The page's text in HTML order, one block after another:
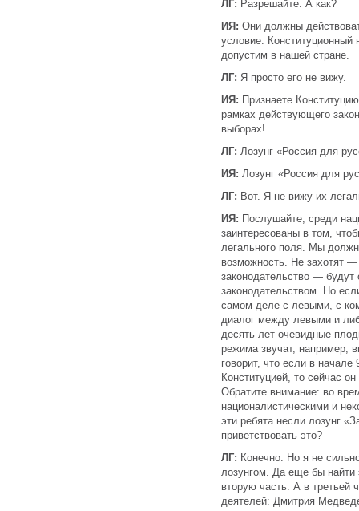
ЛГ: Разрешайте. А как?
ИЯ: Они должны
условие. Конституционный
допустим в нашей стране.
ЛГ: Я просто его не вижу.
ИЯ: Признаете
рамках действующего
выборах!
ЛГ: Лозунг «Россия для
ИЯ: Лозунг «Россия для
ЛГ: Вот. Я не вижу их
ИЯ: Послушайте, среди
заинтересованы в том,
легального поля. Мы
возможность. Не захотят
законодательство — будут
законодательством. Но
самом деле с левыми, с
диалог между левыми и
десять лет очевидные
режима звучат, например,
говорит, что если в
Конституцией, то сейчас
Обратите внимание: во
националистическими и
эти ребята несли лозунг
приветствовать это?
ЛГ: Конечно. Но я не
лозунгом. Да еще бы найти
вторую часть. А в третьей
деятелей: Дмитрия